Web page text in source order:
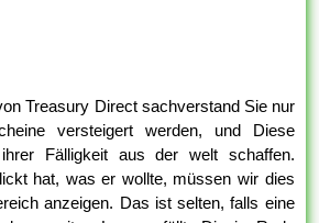
Treasury Direct sachverstand Sie nur
versteigert werden, und Diese
Fälligkeit aus der welt schaffen.
hat, was er wollte, müssen wir dies
anzeigen. Das ist selten, falls eine